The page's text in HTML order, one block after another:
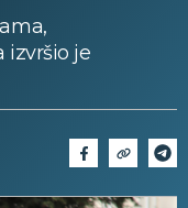
izvršio je